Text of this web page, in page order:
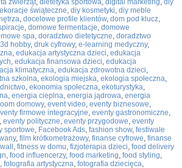
zwierząt, dietetyka sportowa, digital marketing, diy
świąteczne, diy kosmetyki, diy meble
, docelowe profile klientów, dom pod klucz,
, domowe fermentacje, domowe
spa, doradztwo dietetyczne, doradztwo
hobby, druk cyfrowy, e-learning medyczny,
, edukacja artystyczna dzieci, edukacja
, edukacja finansowa dzieci, edukacja
klimatyczna, edukacja zdrowotna dzieci,
szkolna, ekologia miejska, ekologia społeczna,
, ekonomia społeczna, ekoturystyka,
, energia cieplna, energia jądrowa, energia
domowy, event video, eventy biznesowe,
firmowe integracyjne, eventy gastronomiczne,
, eventy polityczne, eventy przygodowe, eventy
sportowe, Facebook Ads, fashion show, festiwale
, film krótkometrażowy, finanse cyfrowe, finanse
, fitness w domu, fizjoterapia dzieci, food delivery
, food influencerzy, food marketing, food styling,
, fotografia artystyczna, fotografia dziecięca,